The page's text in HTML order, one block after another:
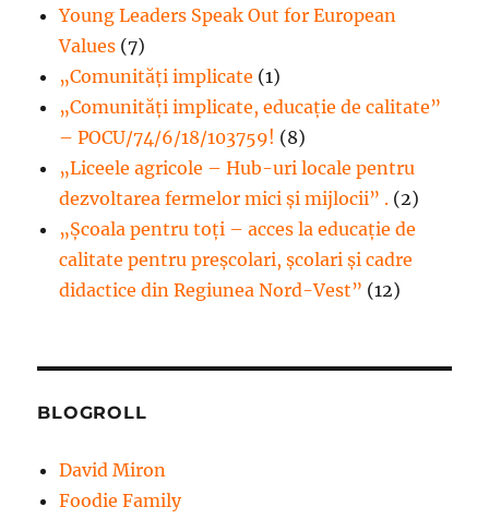
Young Leaders Speak Out for European
Values (7)
„Comunități implicate (1)
„Comunități implicate, educație de calitate”
– POCU/74/6/18/103759! (8)
„Liceele agricole – Hub-uri locale pentru
dezvoltarea fermelor mici şi mijlocii” . (2)
„Școala pentru toți – acces la educație de
calitate pentru preșcolari, școlari și cadre
didactice din Regiunea Nord-Vest” (12)
BLOGROLL
David Miron
Foodie Family